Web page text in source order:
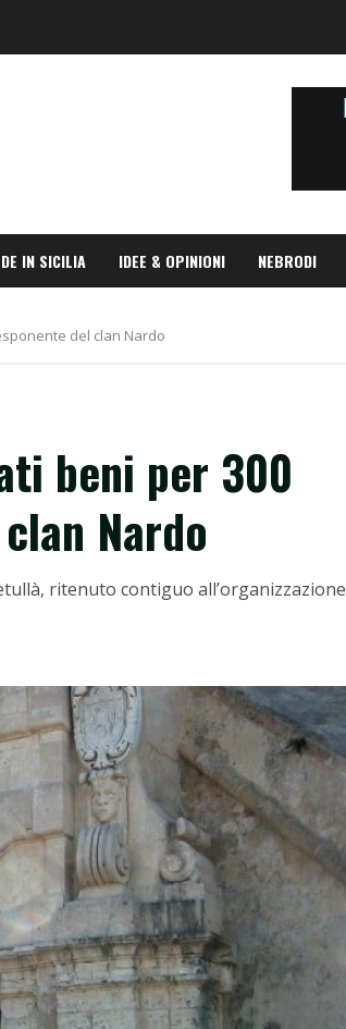
IN SICILIA IDEE & OPINIONI NEBRODI
del clan Nardo
beni per 300
Nardo
ritenuto contiguo all’organizzazione